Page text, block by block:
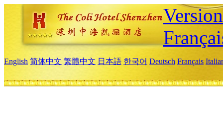
English 简体中文 繁體中文 日本語 한국어 Deutsch Français